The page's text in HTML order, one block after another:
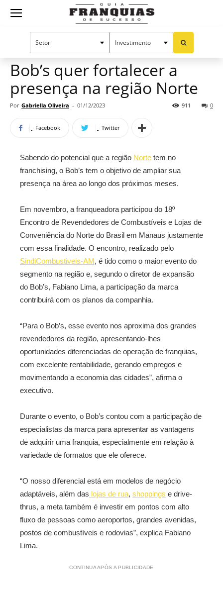
Guia
Mercado de franquias
Bob’s quer fortalecer a
presença na região Norte
Por Gabriella Oliveira - 01/12/2023 0
911
Facebook Twitter
Sabendo do potencial que a região Norte tem no
franchising, o Bob’s tem o objetivo de ampliar sua
presença na área ao longo dos próximos meses.
Em novembro, a franqueadora participou do 18º
Encontro de Revendedores de Combustíveis e Lojas de
Conveniência do Norte do Brasil em Manaus justamente
com essa finalidade. O encontro, realizado pelo
SindiCombustiveis-AM, é tido como o maior evento do
segmento na região e, segundo o diretor de expansão
do Bob’s, Fabiano Lima, a participação da marca
contribuirá com os planos da companhia.
“Para o Bob’s, esse evento nos aproxima dos grandes
revendedores da região, apresentando-lhes
oportunidades diferenciadas de operação de franquias,
com excelente rentabilidade, gerando empregos e
movimentando a economia das cidades”, afirma o
executivo.
Durante o evento, o Bob’s contou com a participação de
especialistas da marca para apresentar as vantagens
de adquirir uma franquia, especialmente em relação à
variedade de formatos que ele oferece.
“O nosso diferencial está em modelos de negócio
adaptáveis, além das lojas de rua, shoppings e drive-
thrus, a meta também é investir em pontos com alto
fluxo de pessoas como aeroportos, grandes avenidas,
postos de combustíveis e rodovias”, explica Fabiano
Lima.
CONTINUA APÓS A PUBLICIDADE